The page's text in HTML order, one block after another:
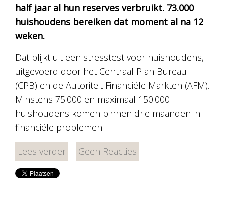
half jaar al hun reserves verbruikt. 73.000
huishoudens bereiken dat moment al na 12
weken.
Dat blijkt uit een stresstest voor huishoudens,
uitgevoerd door het Centraal Plan Bureau
(CPB) en de Autoriteit Financiële Markten (AFM).
Minstens 75.000 en maximaal 150.000
huishoudens komen binnen drie maanden in
financiële problemen.
Lees verder
Geen Reacties